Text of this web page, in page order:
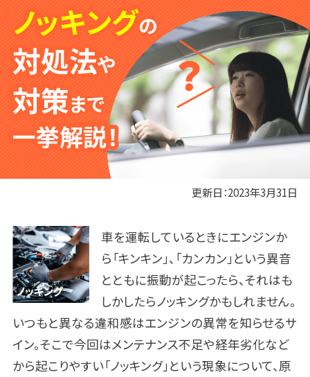
ノッキングの
対処法や
対策まで
一挙解説！
更新日：2023年3月31日
車を運転しているときにエンジンか
ら「キンキン」、「カンカン」という異音
とともに振動が起こったら、それはも
しかしたらノッキングかもしれません。
いつもと異なる違和感はエンジンの異常を知らせるサ
イン。そこで今回はメンテナンス不足や経年劣化など
から起こりやすい「ノッキング」という現象について、原